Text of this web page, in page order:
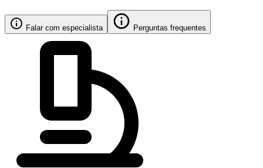
Falar com especialista Perguntas frequentes